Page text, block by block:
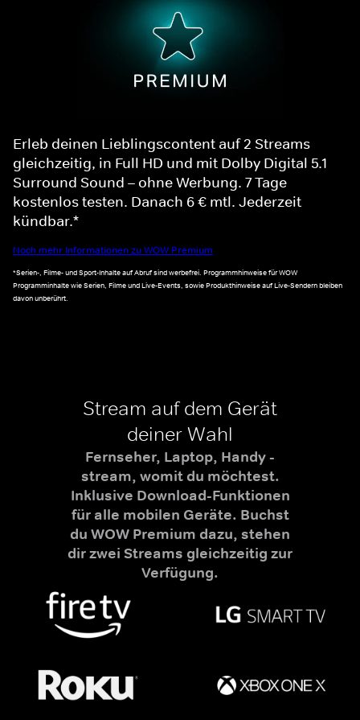
Erleb deinen Lieblingscontent auf 2 Streams
gleichzeitig, in Full HD und mit Dolby Digital 5.1
Surround Sound – ohne Werbung. 7 Tage
kostenlos testen. Danach 6 € mtl. Jederzeit
kündbar.*
Noch mehr Informationen zu WOW Premium
*Serien-, Filme- und Sport-Inhalte auf Abruf sind werbefrei. Programmhinweise für WOW
Programminhalte wie Serien, Filme und Live-Events, sowie Produkthinweise auf Live-Sendern bleiben
davon unberührt.
Stream auf dem Gerät
deiner Wahl
Fernseher, Laptop, Handy -
stream, womit du möchtest.
Inklusive Download-Funktionen
für alle mobilen Geräte. Buchst
du WOW Premium dazu, stehen
dir zwei Streams gleichzeitig zur
Verfügung.